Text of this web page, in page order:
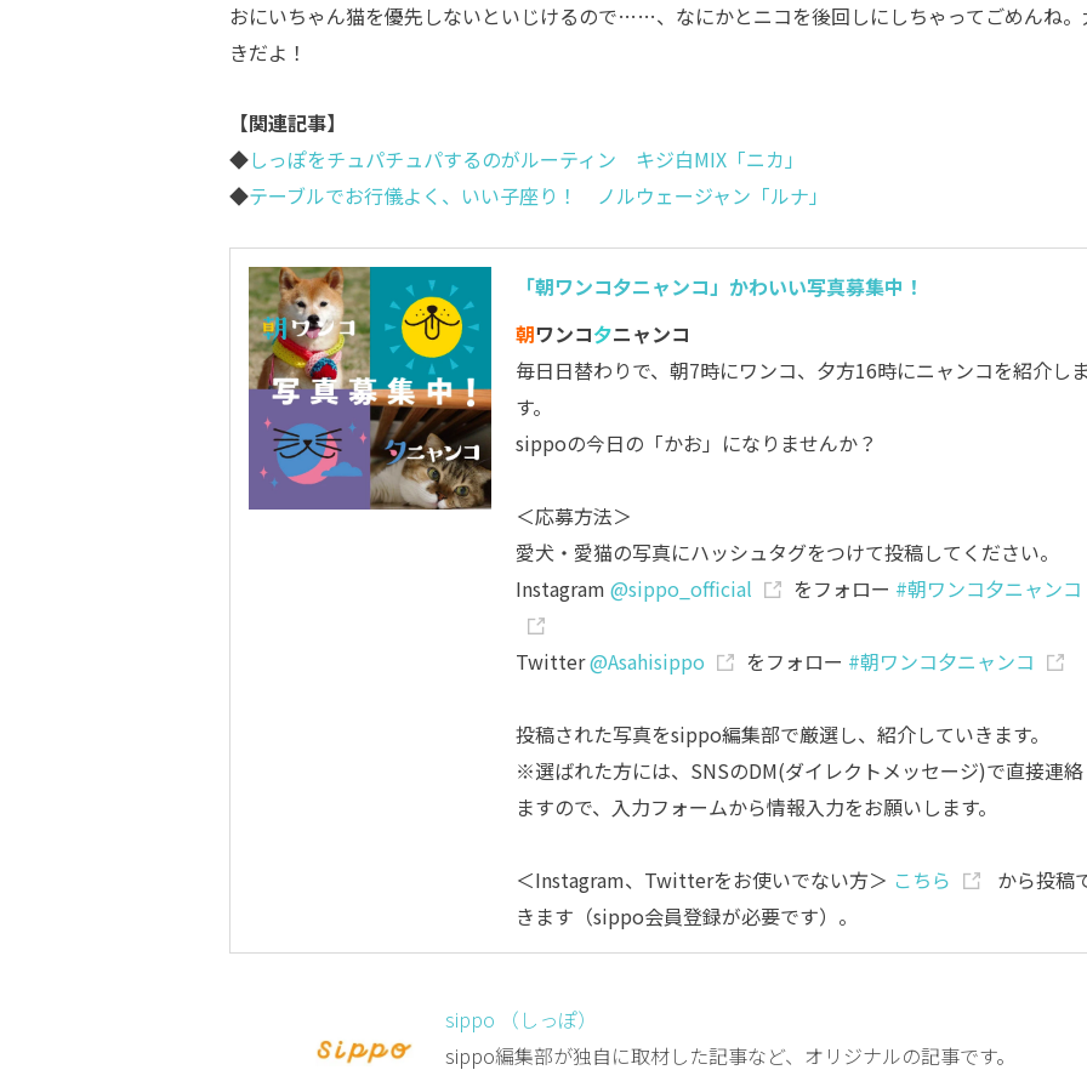
おにいちゃん猫を優先しないといじけるので……、なにかとニコを後回しにしちゃってごめんね
きだよ！
【関連記事】
◆しっぽをチュパチュパするのがルーティン キジ白MIX「ニカ」
◆テーブルでお行儀よく、いい子座り！ ノルウェージャン「ルナ」
「朝ワンコ夕ニャンコ」かわいい写真募集中！
朝ワンコ夕ニャンコ
毎日日替わりで、朝7時にワンコ、夕方16時にニャンコを紹介し
す。
sippoの今日の「かお」になりませんか？
＜応募方法＞
愛犬・愛猫の写真にハッシュタグをつけて投稿してください。
Instagram @sippo_official をフォロー #朝ワンコ夕ニャンコ
Twitter@Asahisippo をフォロー #朝ワンコ夕ニャンコ
投稿された写真をsippo編集部で厳選し、紹介していきます。
※選ばれた方には、SNSのDM(ダイレクトメッセージ)で直接連
ますので、入力フォームから情報入力をお願いします。
＜Instagram、Twitterをお使いでない方＞ こちら
から投稿
きます（sippo会員登録が必要です）。
sippo （しっぽ）
sippo編集部が独自に取材した記事など、オリジナルの記事です。